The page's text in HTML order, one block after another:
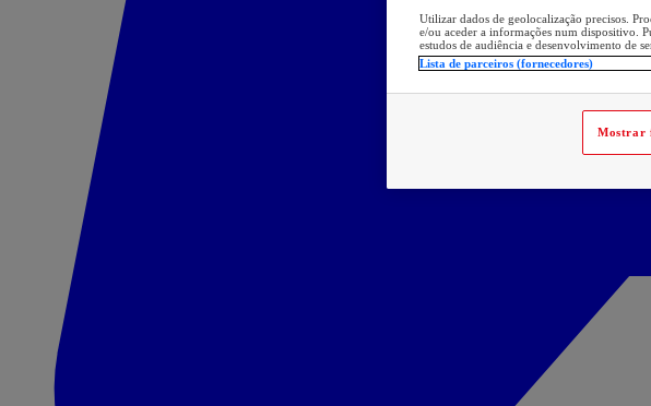
Utilizar dados de geolocalização precisos.
e/ou aceder a informações num dispositivo.
estudos de audiência e desenvolvimento de
Lista de parceiros (fornecedores)
Mostrar